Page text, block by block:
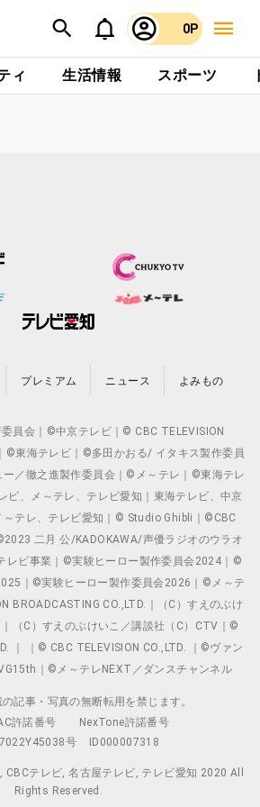
0P
ィ 生活情報 スポーツ
プレミアム ニュース よみもの
員会｜©中京テレビ｜© CBC TELEVISION
©東海テレビ｜©多田かおる/ イタキス製作委員
／徹之進製作委員会｜©メ～テレ｜©東海テレ
ビ、メ～テレ、テレビ愛知｜東海テレビ、中京
～テレ、テレビ愛知｜© Studio Ghibli｜©CBC
二月 公/KADOKAWA/声優ラジオのウラオ
レビ事業｜©実験ヒーロー製作委員会2024｜©
｜©実験ヒーロー製作委員会2026｜©メ～テ
BROADCASTING CO.,LTD.｜（C）すえのぶけ
（C）すえのぶけいこ／講談社（C）CTV｜©
｜ ｜© CBC TELEVISION CO.,LTD. ｜©ヴァン
｜©メ～テレNEXT／ダンスチャンネル
記事・写真の無断転用を禁じます。
許諾番号
NexTone許諾番号
号
ID000007318
テレビ, 名古屋テレビ, テレビ愛知 2020 All
Rights Reserved.